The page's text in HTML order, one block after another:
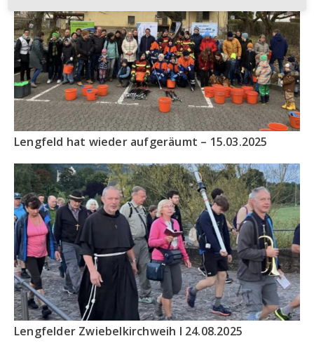
Lengfeld hat wieder aufgeräumt – 15.03.2025
Lengfelder Zwiebelkirchweih I 24.08.2025